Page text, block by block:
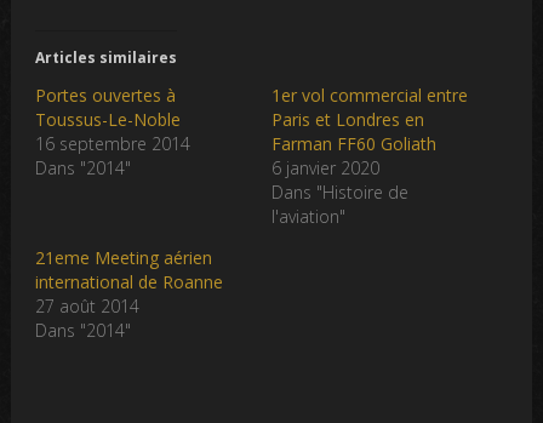
Articles similaires
Portes ouvertes à
Toussus-Le-Noble
16 septembre 2014
Dans "2014"
1er vol commercial entre
Paris et Londres en
Farman FF60 Goliath
6 janvier 2020
Dans "Histoire de
l'aviation"
21eme Meeting aérien
international de Roanne
27 août 2014
Dans "2014"